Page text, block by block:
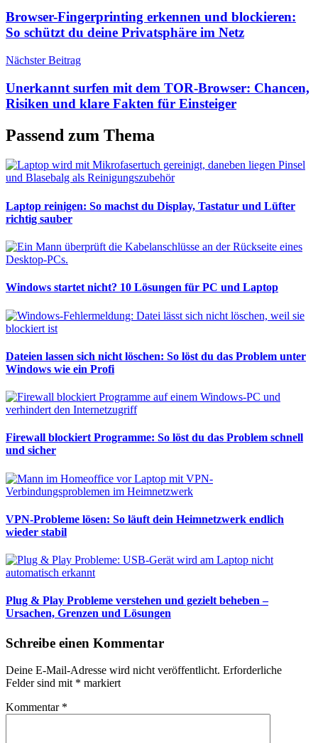
Browser-Fingerprinting erkennen und blockieren:
So schützt du deine Privatsphäre im Netz
Nächster Beitrag
Unerkannt surfen mit dem TOR-Browser: Chancen,
Risiken und klare Fakten für Einsteiger
Passend zum Thema
Laptop reinigen: So machst du Display, Tastatur und Lüfter
richtig sauber
Windows startet nicht? 10 Lösungen für PC und Laptop
Dateien lassen sich nicht löschen: So löst du das Problem unter
Windows wie ein Profi
Firewall blockiert Programme: So löst du das Problem schnell
und sicher
VPN-Probleme lösen: So läuft dein Heimnetzwerk endlich
wieder stabil
Plug & Play Probleme verstehen und gezielt beheben –
Ursachen, Grenzen und Lösungen
Schreibe einen Kommentar
Deine E-Mail-Adresse wird nicht veröffentlicht. Erforderliche
Felder sind mit * markiert
Kommentar *